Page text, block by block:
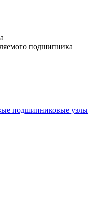
подшипника
подшипниковые узлы